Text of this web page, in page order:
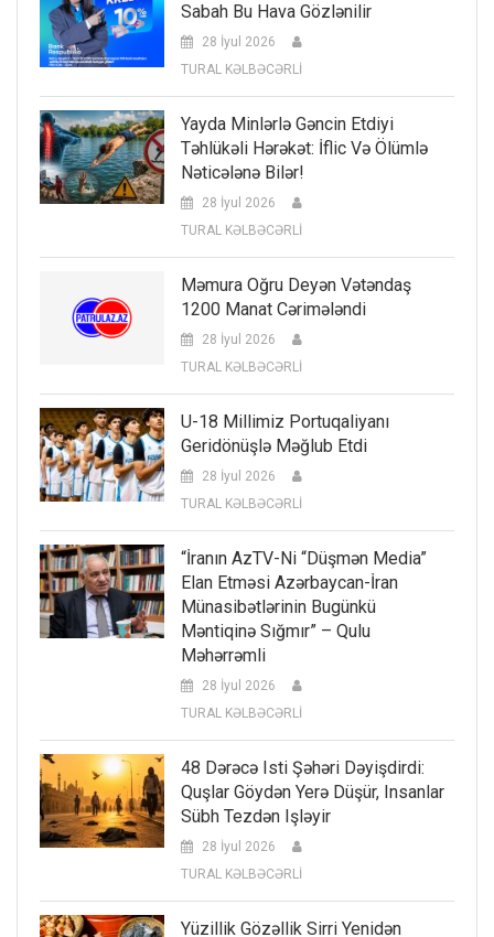
Sabah Bu Hava Gözlənilir
28 İyul 2026
TURAL KƏLBƏCƏRLİ
Yayda Minlərlə Gəncin Etdiyi
Təhlükəli Hərəkət: İflic Və Ölümlə
Nəticələnə Bilər!
28 İyul 2026
TURAL KƏLBƏCƏRLİ
Məmura Oğru Deyən Vətəndaş
1200 Manat Cərimələndi
28 İyul 2026
TURAL KƏLBƏCƏRLİ
U-18 Millimiz Portuqaliyanı
Geridönüşlə Məğlub Etdi
28 İyul 2026
TURAL KƏLBƏCƏRLİ
“İranın AzTV-Ni “düşmən Media”
Elan Etməsi Azərbaycan-İran
Münasibətlərinin Bugünkü
Məntiqinə Sığmır” – Qulu
Məhərrəmli
28 İyul 2026
TURAL KƏLBƏCƏRLİ
48 Dərəcə Isti Şəhəri Dəyişdirdi:
Quşlar Göydən Yerə Düşür, Insanlar
Sübh Tezdən Işləyir
28 İyul 2026
TURAL KƏLBƏCƏRLİ
Yüzillik Gözəllik Sirri Yenidən